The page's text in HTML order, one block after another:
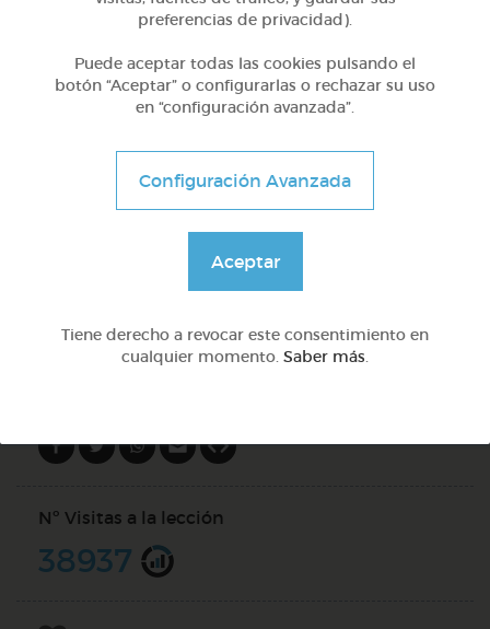
2º Primaria (7-8 años)
Inglés: ropa
DOCS (4)
Nº Visitas a la lección
38937
preferencias de privacidad).
Puede aceptar todas las cookies pulsando el
botón “Aceptar” o configurarlas o rechazar su uso
en “configuración avanzada”.
Configuración Avanzada
Aceptar
Tiene derecho a revocar este consentimiento en
cualquier momento. Saber más.